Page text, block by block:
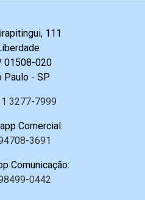
111
01508-020
Paulo - SP
3277-7999
Comercial:
3691
Comunicação:
0442